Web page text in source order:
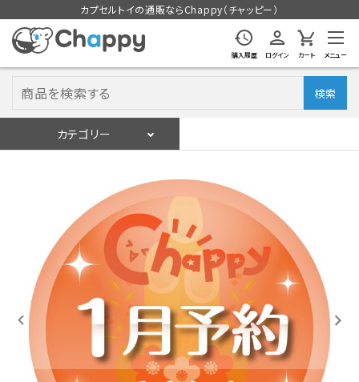
カプセルトイの通販ならChappy（チャッピー）
購入履歴 ログイン カート メニュー
検索
カテゴリー
入荷スケジュールをチェック
カプセルトイマシン本体
カプセルトイ
販促用空カプセル